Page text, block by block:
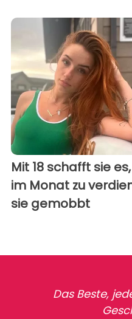
Mit 18 schafft sie
im Monat zu
sie gemobbt
Das Beste,